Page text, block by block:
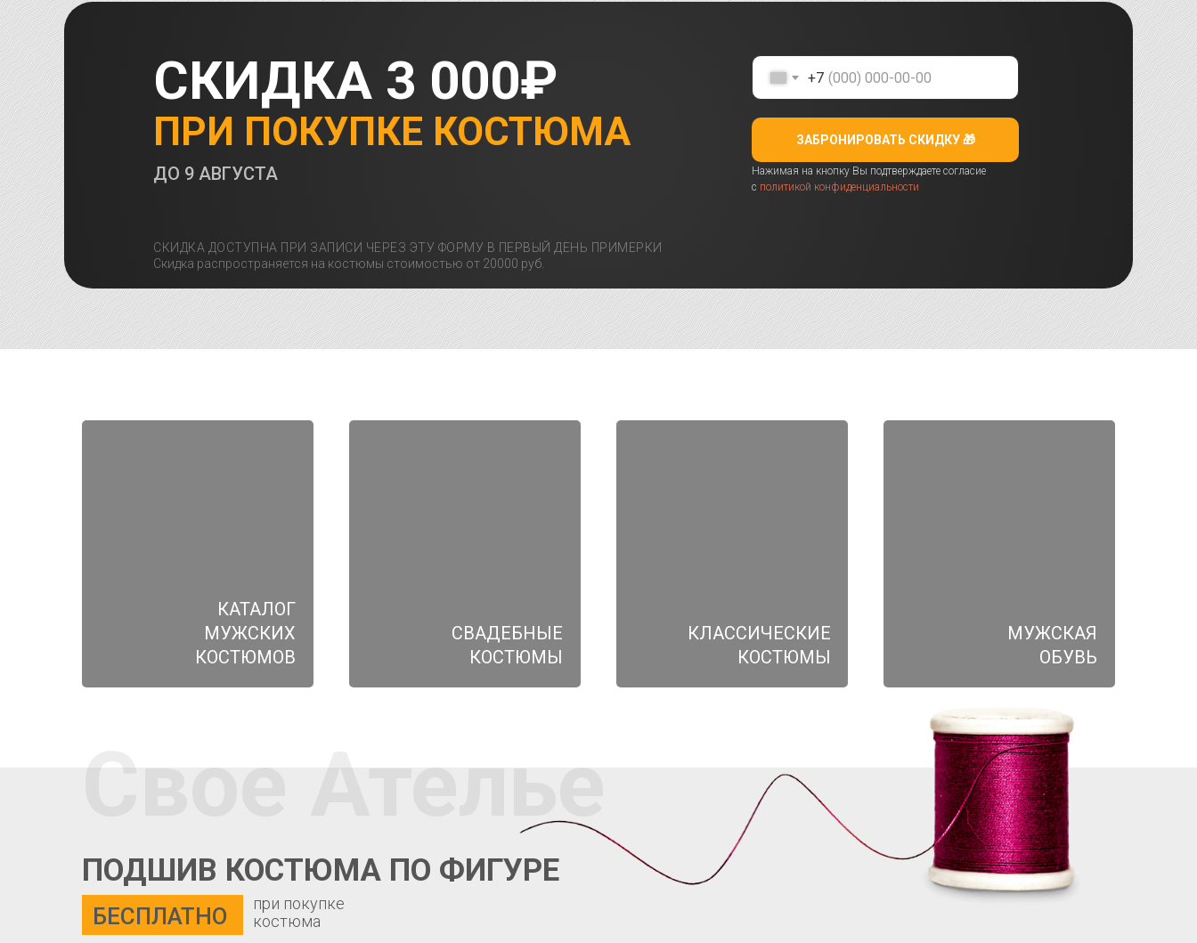
ПРИ ПОКУПКЕ КОСТЮМА
СКИДКА 3 000₽
СКИДКА ДОСТУПНА ПРИ ЗАПИСИ ЧЕРЕЗ ЭТУ ФОРМУ В ПЕРВЫЙ ДЕНЬ ПРИМЕРКИ
Скидка распространяется на костюмы стоимостью от 20000 руб.
ДО 9 АВГУСТА
+7
ЗАБРОНИРОВАТЬ СКИДКУ 🎁
Нажимая на кнопку Вы подтверждаете согласие
с политикой конфиденциальности
КАТАЛОГ
МУЖСКИХ
КОСТЮМОВ
СВАДЕБНЫЕ
КОСТЮМЫ
КЛАССИЧЕСКИЕ
КОСТЮМЫ
МУЖСКАЯ
ОБУВЬ
Свое Ателье
ПОДШИВ КОСТЮМА ПО ФИГУРЕ
БЕСПЛАТНО
при покупке
костюма